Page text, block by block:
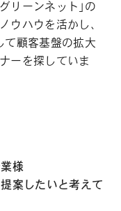
リーンネット」の
ウハウを活かし、
て顧客基盤の拡大
ーを探していま
様
案したいと考えて